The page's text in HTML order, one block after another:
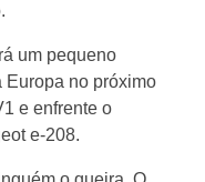
um pequeno
Europa no próximo
e enfrente o
e-208.